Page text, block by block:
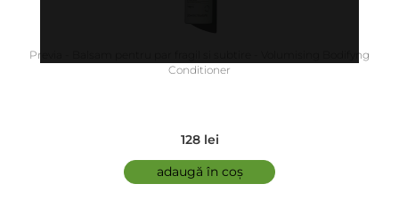
Previa - Balsam pentru par fragil si subtire - Volumising Bodifyng
Conditioner
128 lei
adaugă în coș